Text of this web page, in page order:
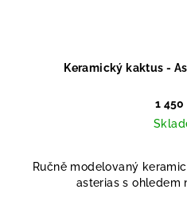
Keramický kaktus -
1 450
Ručně modelovaný
asterias s ohledem